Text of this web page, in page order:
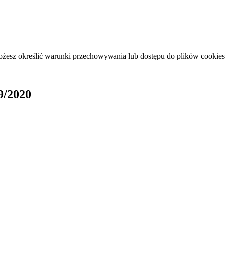
określić warunki przechowywania lub dostępu do plików cookies
2020